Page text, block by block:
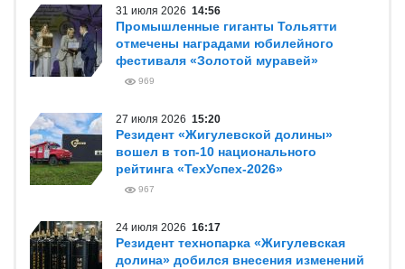
31 июля 2026 14:56
Промышленные гиганты Тольятти
отмечены наградами юбилейного
фестиваля «Золотой муравей»
969
27 июля 2026 15:20
Резидент «Жигулевской долины»
вошел в топ-10 национального
рейтинга «ТехУспех-2026»
967
24 июля 2026 16:17
Резидент технопарка «Жигулевская
долина» добился внесения изменений